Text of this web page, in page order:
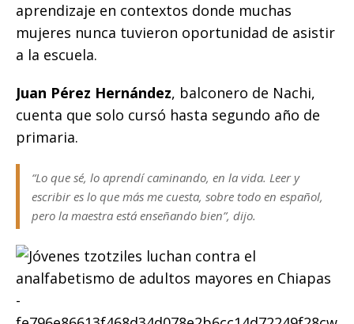
aprendizaje en contextos donde muchas
mujeres nunca tuvieron oportunidad de asistir
a la escuela.
Juan Pérez Hernández, balconero de Nachi,
cuenta que solo cursó hasta segundo año de
primaria.
“Lo que sé, lo aprendí caminando, en la vida. Leer y
escribir es lo que más me cuesta, sobre todo en español,
pero la maestra está enseñando bien”, dijo.